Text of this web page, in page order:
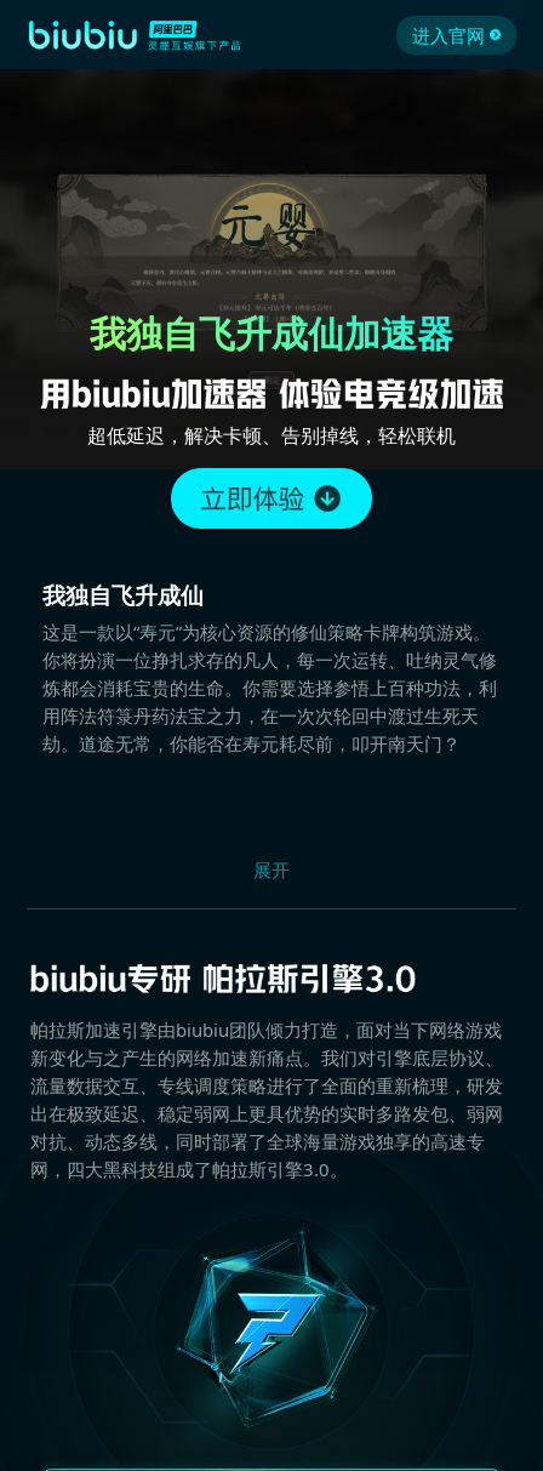
进入官网
我独自飞升成仙加速器
超低延迟，解决卡顿、告别掉线，轻松联机
我独自飞升成仙
这是一款以“寿元”为核心资源的修仙策略卡牌构筑游戏。
你将扮演一位挣扎求存的凡人，每一次运转、吐纳灵气修
炼都会消耗宝贵的生命。你需要选择参悟上百种功法，利
用阵法符箓丹药法宝之力，在一次次轮回中渡过生死天
劫。道途无常，你能否在寿元耗尽前，叩开南天门？
展开
帕拉斯加速引擎由biubiu团队倾力打造，面对当下网络游戏
新变化与之产生的网络加速新痛点。我们对引擎底层协议、
流量数据交互、专线调度策略进行了全面的重新梳理，研发
出在极致延迟、稳定弱网上更具优势的实时多路发包、弱网
对抗、动态多线，同时部署了全球海量游戏独享的高速专
网，四大黑科技组成了帕拉斯引擎3.0。